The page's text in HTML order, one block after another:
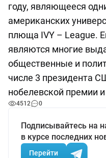
году, являющееся
американских
плюща IVY – League.
являются многие
общественные и
числе 3 президента
нобелевской премии
4512 0
Подписывайтесь на
в курсе последних
Перейти